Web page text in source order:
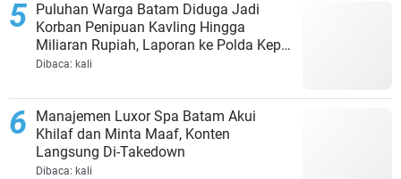
Puluhan Warga Batam Diduga Jadi
Korban Penipuan Kavling Hingga
Miliaran Rupiah, Laporan ke Polda Kepri
Jalan di Tempat?
Dibaca: kali
Manajemen Luxor Spa Batam Akui
Khilaf dan Minta Maaf, Konten
Langsung Di-Takedown
Dibaca: kali